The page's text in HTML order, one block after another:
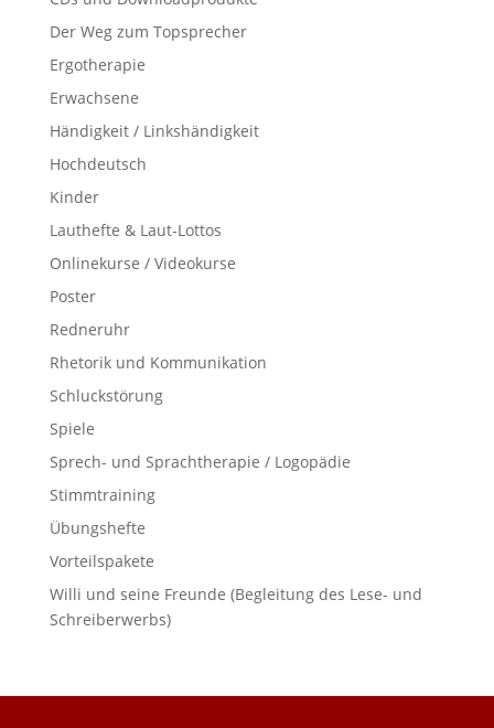
Der Weg zum Topsprecher
Ergotherapie
Erwachsene
Händigkeit / Linkshändigkeit
Hochdeutsch
Kinder
Lauthefte & Laut-Lottos
Onlinekurse / Videokurse
Poster
Redneruhr
Rhetorik und Kommunikation
Schluckstörung
Spiele
Sprech- und Sprachtherapie / Logopädie
Stimmtraining
Übungshefte
Vorteilspakete
Willi und seine Freunde (Begleitung des Lese- und
Schreiberwerbs)